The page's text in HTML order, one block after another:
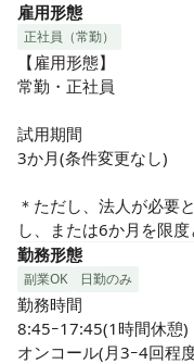
雇用形態
正社員（常勤）
【雇用形態】
常勤・正社員
試用期間
3か月(条件変更なし)
＊ただし、法人が必要
し、または6か月を限
勤務形態
副業OK 日勤のみ
勤務時間
8:45ｰ17:45(1時間休憩)
オンコール(月3ｰ4回程